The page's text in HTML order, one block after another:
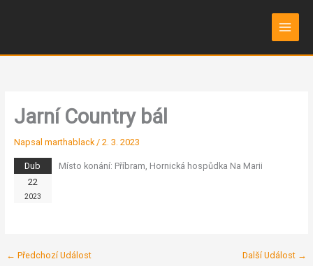
Jarní Country bál
Napsal marthablack/ 2. 3. 2023
Dub
22
2023
Místo konání: Příbram, Hornická hospůdka Na Marii
← Předchozí Událost Další Událost →